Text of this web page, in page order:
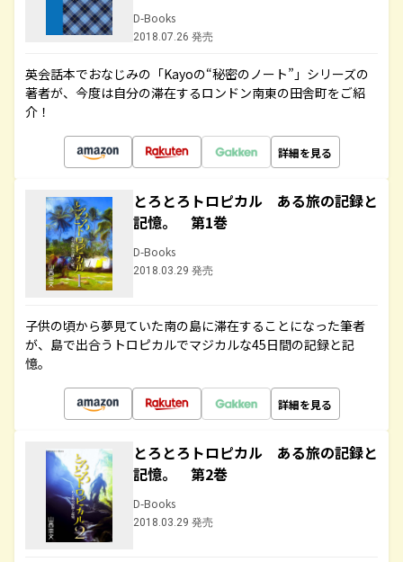
D-Books
2018.07.26 発売
英会話本でおなじみの「Kayoの“秘密のノート”」シリーズの
著者が、今度は自分の滞在するロンドン南東の田舎町をご紹
介！
詳細を見る
とろとろトロピカル ある旅の記録と
記憶。 第1巻
D-Books
2018.03.29 発売
子供の頃から夢見ていた南の島に滞在することになった筆者
が、島で出合うトロピカルでマジカルな45日間の記録と記
憶。
詳細を見る
とろとろトロピカル ある旅の記録と
記憶。 第2巻
D-Books
2018.03.29 発売